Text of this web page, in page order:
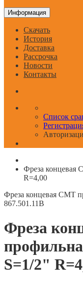
Информация
Скачать
История
Доставка
Рассрочка
Новости
Контакты
Список
Фреза концевая
R=4,00
Фреза концевая CMT
867.501.11B
Фреза
S=1/2"